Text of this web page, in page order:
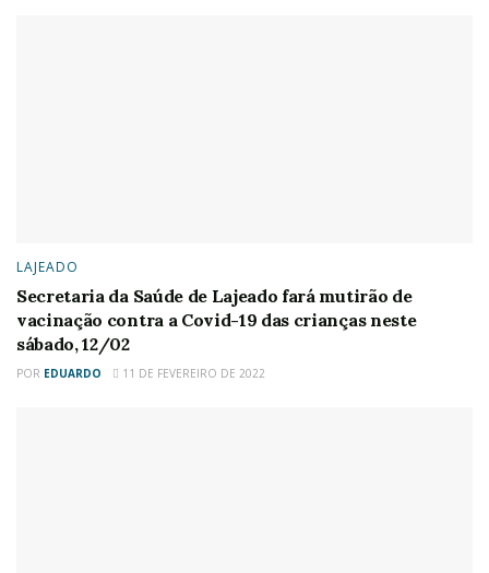
LAJEADO
Secretaria da Saúde de Lajeado fará mutirão de
vacinação contra a Covid-19 das crianças neste
sábado, 12/02
POR EDUARDO 11 DE FEVEREIRO DE 2022